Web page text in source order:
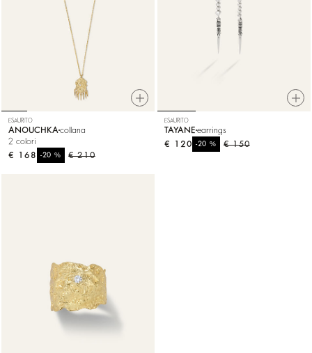
ESAURITO
ANOUCHKA collana
2 colori
€ 210
-20%
€ 168
ESAURITO
TAYANE earrings
€ 150
-20%
€ 120